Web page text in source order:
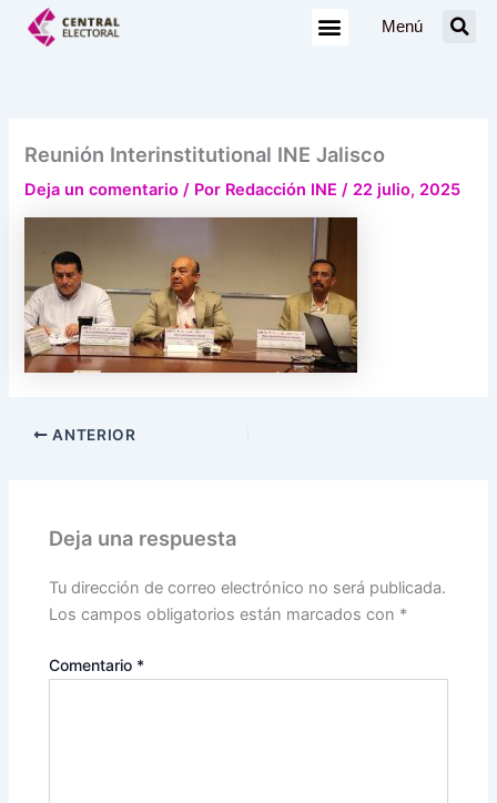
Menú
Reunión Interinstitutional INE Jalisco
Deja un comentario / Por Redacción INE/ 22 julio, 2025
ANTERIOR
Deja una respuesta
Tu dirección de correo electrónico no será publicada.
Los campos obligatorios están marcados con *
Comentario *